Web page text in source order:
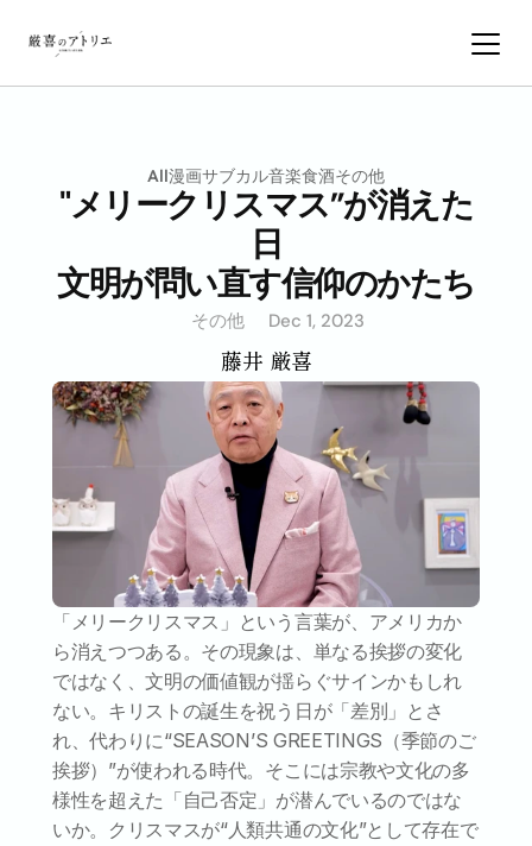
All漫画サブカル音楽食酒その他
"メリークリスマス”が消えた
日
文明が問い直す信仰のかたち
その他 Dec 1, 2023
藤井 厳喜
「メリークリスマス」という言葉が、アメリカか
ら消えつつある。その現象は、単なる挨拶の変化
ではなく、文明の価値観が揺らぐサインかもしれ
ない。キリストの誕生を祝う日が「差別」とさ
れ、代わりに“SEASON’S GREETINGS（季節のご
挨拶）”が使われる時代。そこには宗教や文化の多
様性を超えた「自己否定」が潜んでいるのではな
いか。クリスマスが“人類共通の文化”として存在で